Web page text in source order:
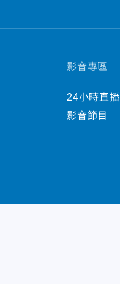
影音專區
24小時直播
影音節目